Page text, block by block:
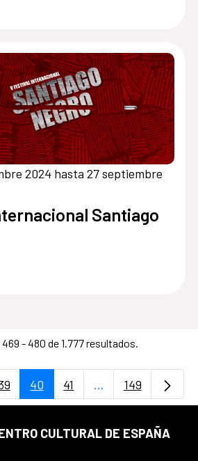
2024 hasta 27 septiembre
Santiago
- 480 de 1.777 resultados.
intermedias Use TAB para
PáginaPágina
40 Página
41 ...PáginasPágina
149
CULTURAL DE ESPAÑA